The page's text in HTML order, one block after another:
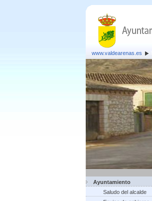
www.valdearenas.es
Ayuntamiento
Saludo del alcalde